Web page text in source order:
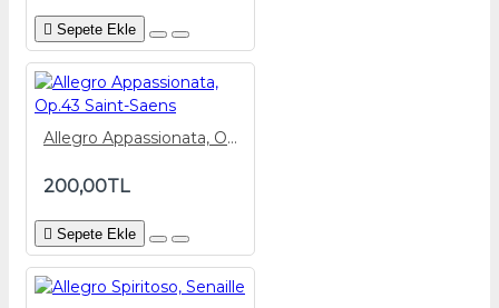
Sepete Ekle
Allegro Appassionata, Op.43 Saint-Saens
200,00TL
Sepete Ekle